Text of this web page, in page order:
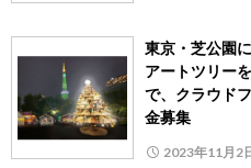
東京・芝公園
アートツリー
で、クラウド
金募集
2023年11月2